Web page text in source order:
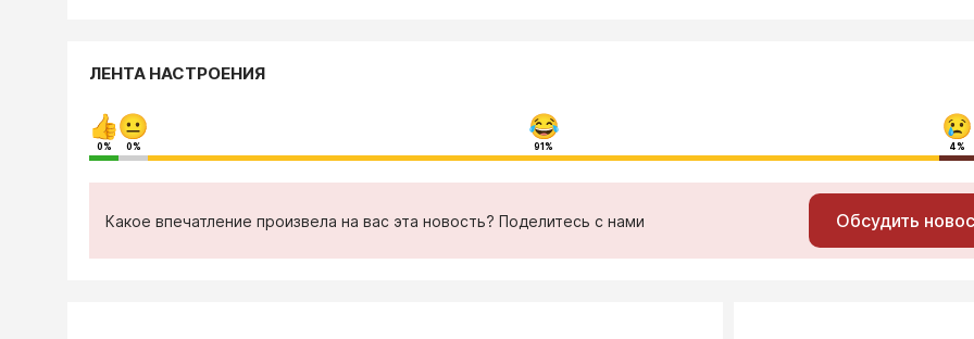
ЛЕНТА НАСТРОЕНИЯ
0% 0% 91% 4%
Какое впечатление произвела на вас эта новость? Поделитесь с нами Обсудить